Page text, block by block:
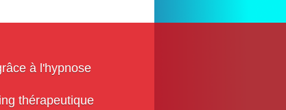
à l'hypnose
thérapeutique